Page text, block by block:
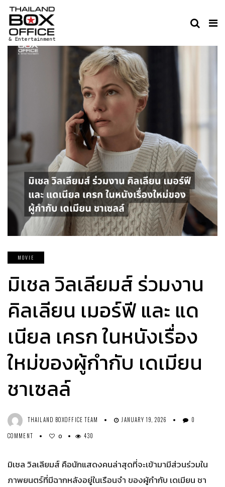
MOVIE
มิเชล วิลเลียมส์ ร่วมงาน
คิลเลียน เมอร์ฟี และ แด
เนียล เครก ในหนังเรื่อง
ใหม่ของผู้กำกับ เดเมียน
ชาเซลล์
THAILAND BOXOFFICE TEAM JANUARY 19, 2026
0
COMMENT
0 430
มิเชล วิลเลียมส์ คือนักแสดงคนล่าสุดที่จะเข้ามามีส่วนร่วมใน
ภาพยนตร์ที่มีฉากหลังอยู่ในเรือนจำ ของผู้กำกับ เดเมียน ชา